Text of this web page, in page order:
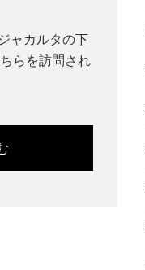
ャカルタの下
らを訪問され